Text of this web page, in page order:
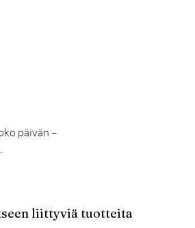
päivän –
liittyviä tuotteita